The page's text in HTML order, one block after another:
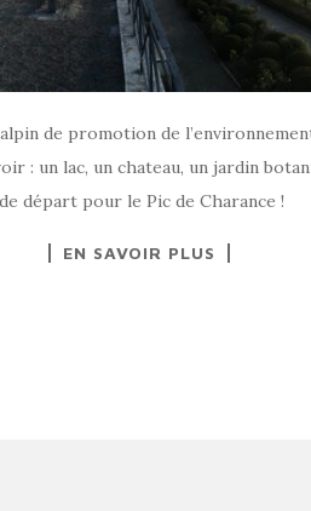
de promotion de
: un lac, un chateau, un jardin
départ pour le Pic de Charance !
EN SAVOIR PLUS